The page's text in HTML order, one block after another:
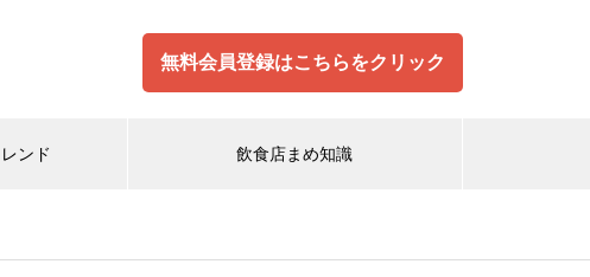
無料会員登録はこちらをクリック
ンド 飲食店まめ知識